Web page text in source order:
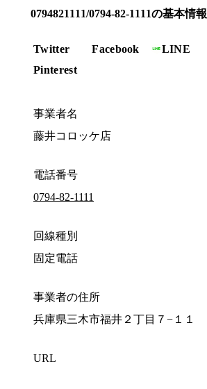
0794821111/0794-82-1111の基本情報
Twitter Facebook LINE
Pinterest
事業者名
藤井コロッケ店
電話番号
0794-82-1111
回線種別
固定電話
事業者の住所
兵庫県三木市福井２丁目７−１１
URL